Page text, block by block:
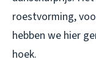
roestvorming,
hebben we hier
hoek.